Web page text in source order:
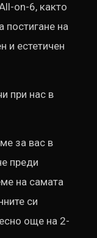
on-6, както
постигане на
и естетичен
при нас в
за вас в
преди
на самата
си
още на 2-